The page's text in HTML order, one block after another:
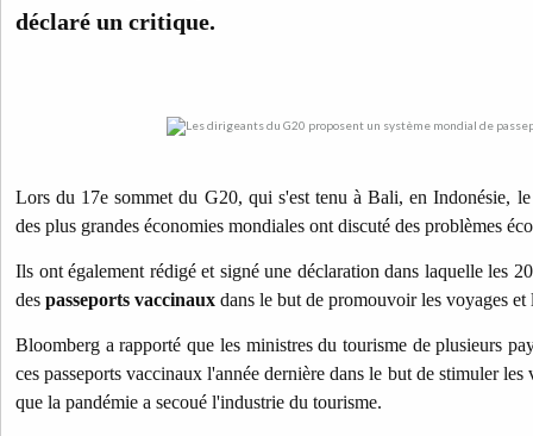
déclaré un critique.
Lors du 17e sommet du G20, qui s'est tenu à Bali, en Indonésie,
des plus grandes économies mondiales ont discuté des problèmes
Ils ont également rédigé et signé une déclaration dans laquelle les
des passeports vaccinaux dans le but de promouvoir les voyages
Bloomberg a rapporté que les ministres du tourisme de plusieurs
ces passeports vaccinaux l'année dernière dans le but de stimuler
que la pandémie a secoué l'industrie du tourisme.